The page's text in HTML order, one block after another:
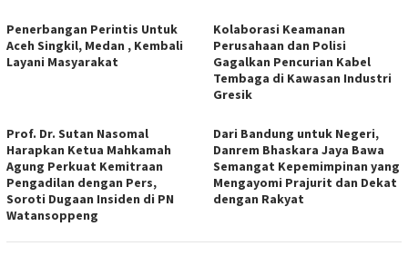
Penerbangan Perintis Untuk
Aceh Singkil, Medan , Kembali
Layani Masyarakat
Kolaborasi Keamanan
Perusahaan dan Polisi
Gagalkan Pencurian Kabel
Tembaga di Kawasan Industri
Gresik
Prof. Dr. Sutan Nasomal
Harapkan Ketua Mahkamah
Agung Perkuat Kemitraan
Pengadilan dengan Pers,
Soroti Dugaan Insiden di PN
Watansoppeng
Dari Bandung untuk Negeri,
Danrem Bhaskara Jaya Bawa
Semangat Kepemimpinan yang
Mengayomi Prajurit dan Dekat
dengan Rakyat